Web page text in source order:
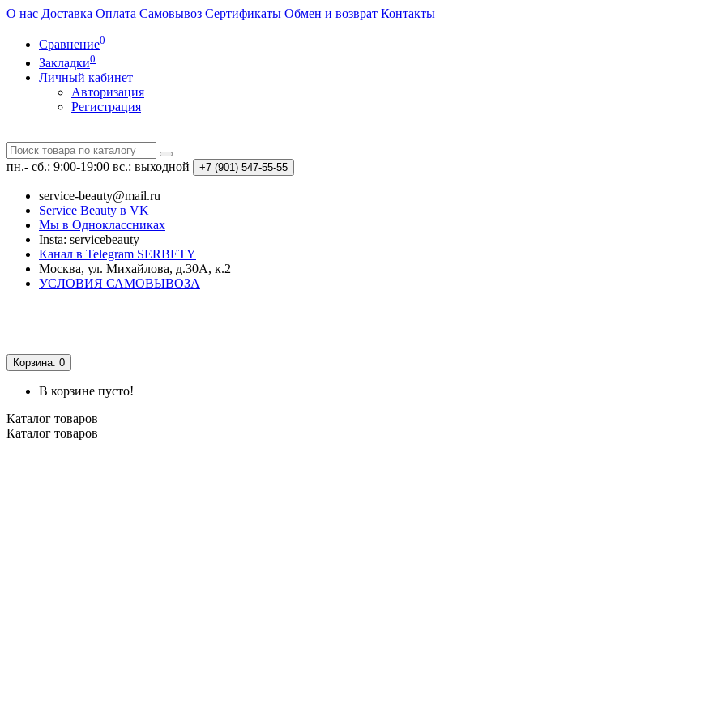
О нас Доставка Оплата Самовывоз Сертификаты Обмен и возврат Контакты
Сравнение0
Закладки0
Личный кабинет
Авторизация
Регистрация
пн.- сб.: 9:00-19:00 вс.: выходной +7 (901) 547-55-55
service-beauty@mail.ru
Service Beauty в VK
Мы в Одноклассниках
Insta: servicebeauty
Канал в Telegram SERBETY
Москва, ул. Михайлова, д.30А, к.2
УСЛОВИЯ САМОВЫВОЗА
Корзина: 0
В корзине пусто!
Каталог товаров
Каталог товаров